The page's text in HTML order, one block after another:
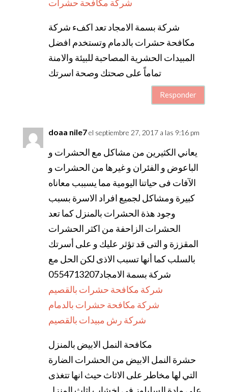
شركة مكافحة حشرات
شركة بسمة الامجاد تعد اكفء شركة
مكافحة حشرات بالدمام وتستخدم افضل
المبيدات الحشرية المصاحبة للبيئة والامنة
تماماً على صحتك وصحة اسرتك
Responder
doaa nile7el septiembre 27, 2017 a las 9:16 pm
يعاني الكثيرين من مشاكل مع الحشرات و
الباعوض و الفئران و غيرها من الحشرات و
الآفات فى حياتنا اليومية مما يسببب معاناه
كبيرة ومشاكل لجميع افراد الاسرة بسبب
وجود هذة الحشرات بالمنزل كما تعد
الحشرات الزاحفة من اكثر الحشرات
المقززة و التى قد تؤثر عليك و على أسرتك
بالسلب كما أنها تسبب الاذى لكن الحل مع
شركة بسمة الامجاد0554713207
شركة مكافحة حشرات بالقصيم
شركة مكافحة حشرات بالدمام
شركة رش مبيدات بالقصيم
مكافحة النمل الابيض بالمنزل
حشرة النمل الابيض من الحشرات الضارة
التي لها مخاطر على الاثاث حيث انها تتغذى
على مادة السليلوز في اخشاب اثاث المنزل